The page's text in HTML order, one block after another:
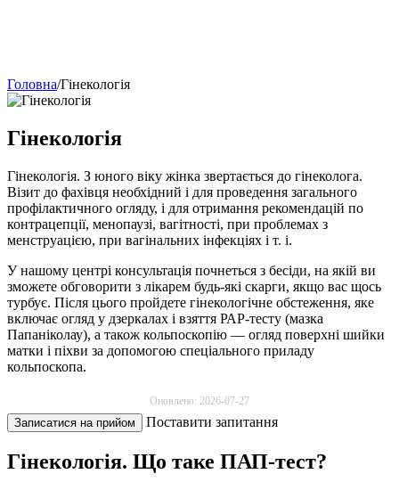
Головна/Гінекологія
Гінекологія
Гінекологія. З юного віку жінка звертається до гінеколога.
Візит до фахівця необхідний і для проведення загального
профілактичного огляду, і для отримання рекомендацій по
контрацепції, менопаузі, вагітності, при проблемах з
менструацією, при вагінальних інфекціях і т. і.
У нашому центрі консультація почнеться з бесіди, на якій ви
зможете обговорити з лікарем будь-які скарги, якщо вас щось
турбує. Після цього пройдете гінекологічне обстеження, яке
включає огляд у дзеркалах і взяття РАР-тесту (мазка
Папаніколау), а також кольпоскопію — огляд поверхні шийки
матки і піхви за допомогою спеціального приладу
кольпоскопа.
Оновлено: 2026-07-27
Записатися на прийом Поставити запитання
Гінекологія. Що таке ПАП-тест?